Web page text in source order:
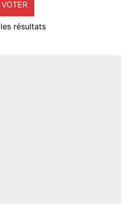
VOTER
résultats